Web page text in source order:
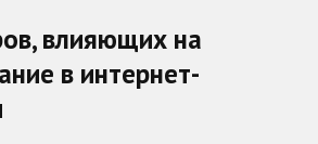
влияющих на
в интернет-